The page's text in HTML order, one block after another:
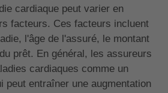
cardiaque peut varier en
facteurs. Ces facteurs incluent
l'âge de l'assuré, le montant
prêt. En général, les assureurs
cardiaques comme un
peut entraîner une augmentation